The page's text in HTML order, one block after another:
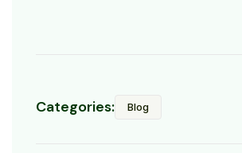
Categories: Blog